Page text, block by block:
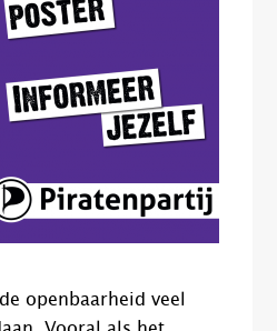
openbaarheid veel